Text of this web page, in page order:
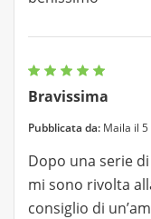
Bravissima
Pubblicata da: Maila il
Dopo una serie
mi sono rivolta
consiglio di